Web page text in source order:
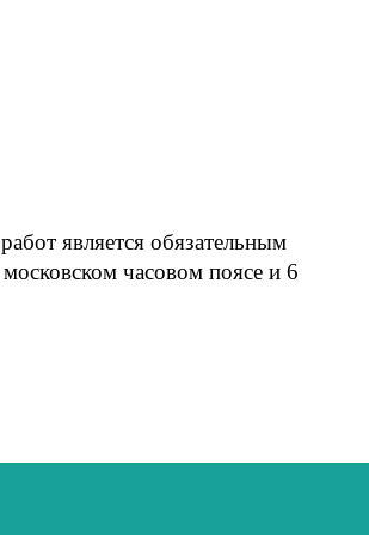
является обязательным
часовом поясе и 6